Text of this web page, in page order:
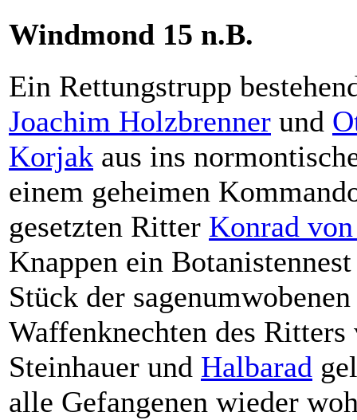
Windmond 15 n.B.
Ein Rettungstrupp
Joachim Holzbrenner und
Korjak aus ins
einem geheimen
gesetzten Ritter Konrad
Knappen ein
Stück der
Waffenknechten des
Steinhauer und Halbarad
alle Gefangenen wieder